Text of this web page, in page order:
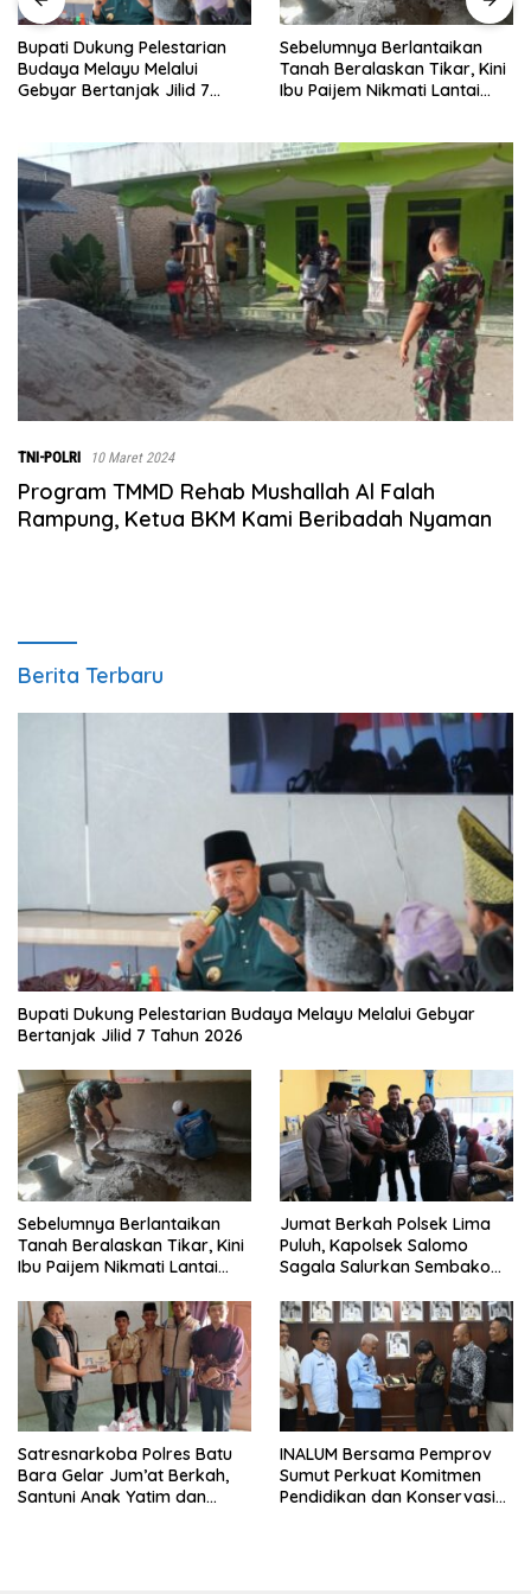
Sebelumnya Berlantaikan
Tanah Beralaskan Tikar, Kini
Ibu Paijem Nikmati Lantai
0208/Asahan
Jumat Berkah Polsek Lima
Puluh, Kapolsek Salomo
Sagala Salurkan Sembako
TNI-POLRI 10 Maret 2024
Program TMMD Rehab Mushallah Al Falah
Rampung, Ketua BKM Kami Beribadah Nyaman
Berita Terbaru
Bupati Dukung Pelestarian Budaya Melayu Melalui Gebyar
Bertanjak Jilid 7 Tahun 2026
Sebelumnya Berlantaikan
Tanah Beralaskan Tikar, Kini
Ibu Paijem Nikmati Lantai
Satgas TMMD Ke-129 Kodim
0208/Asahan
Jumat Berkah Polsek Lima
Puluh, Kapolsek Salomo
Sagala Salurkan Sembako
Gambus
Satresnarkoba Polres Batu
Bara Gelar Jum’at Berkah,
Santuni Anak Yatim dan
INALUM Bersama Pemprov
Sumut Perkuat Komitmen
Pendidikan dan Konservasi